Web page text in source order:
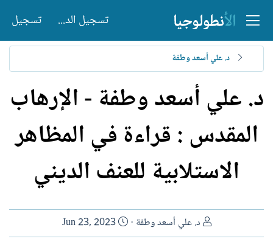
تسجيل الدخول تسجيل
د. علي أسعد وطفة
د. علي أسعد وطفة - الإرهاب
المقدس : قراءة في المظاهر
الاستلابية للعنف الديني
ا
ل
د. علي أسعد وطفة
ت
ا
Jun 23, 2023